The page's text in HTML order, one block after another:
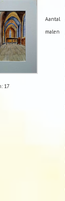
Aantal
malen
17